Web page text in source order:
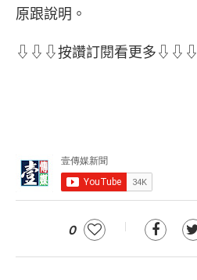
原跟說明。
⇩⇩⇩按讚訂閱看更多⇩⇩⇩
0